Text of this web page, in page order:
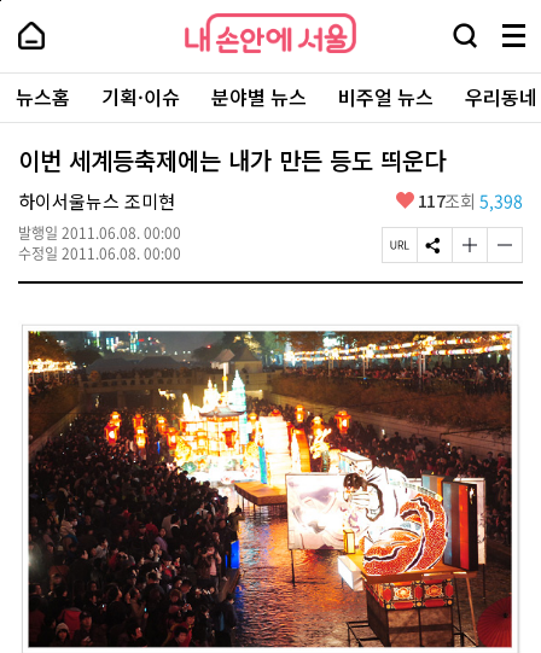
본
로
가
내
손
안
에
서
울
-
서
울
시
대
표
소
포
털
내
손
에
울
검
창
열
기
메
뉴
전
체
보
주
요
서
뉴스홈 기획·이슈 분야별 뉴스 비주얼 뉴스 우리동
이번 세계등축제에는 내가 만든 등도 띄운다
하이서울뉴스 조미현
발행일 2011.06.08. 00:00
수정일 2011.06.08. 00:00
좋
요
117조회 5,398
페
이
R
L
복
사
S
N
유
하
기
글
자
크
게
변
경
하
기
글
자
작
게
변
경
하
기
페
상
단
로